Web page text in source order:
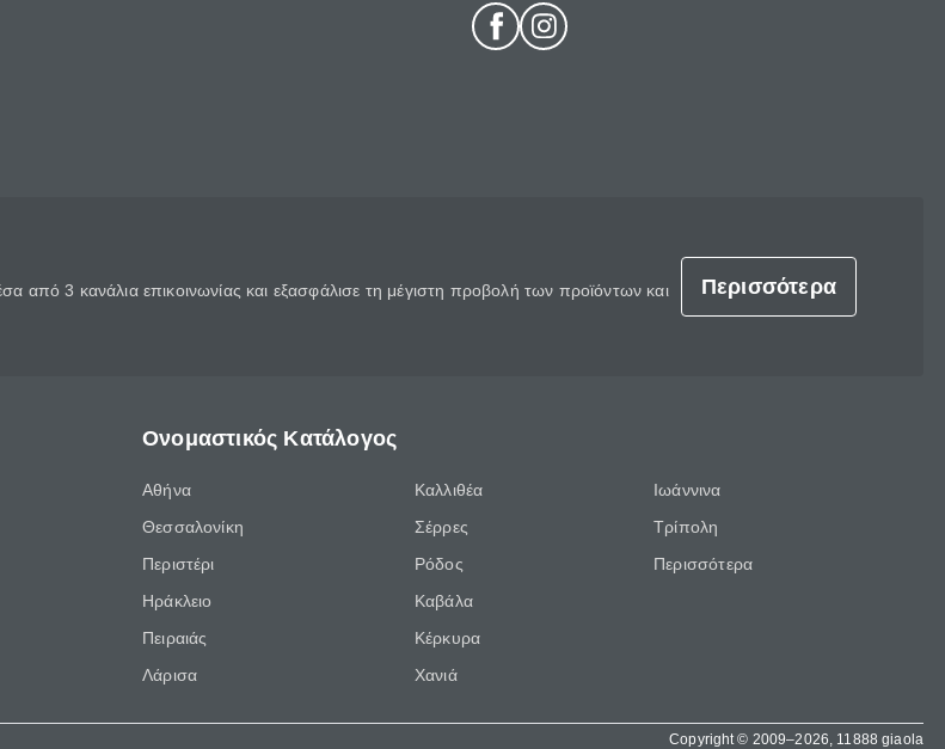
από 3 κανάλια επικοινωνίας και εξασφάλισε τη μέγιστη προβολή των προϊόντων και
Περισσότερα
Ονομαστικός Κατάλογος
Αθήνα
Θεσσαλονίκη
Περιστέρι
Ηράκλειο
Πειραιάς
Λάρισα
Καλλιθέα
Σέρρες
Ρόδος
Καβάλα
Κέρκυρα
Χανιά
Ιωάννινα
Τρίπολη
Περισσότερα
Copyright © 2009–2026, 11888 giaola